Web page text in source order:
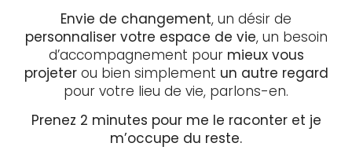
Envie de changement, un désir de
personnaliser votre espace de vie, un besoin
d’accompagnement pour mieux vous
projeterou bien simplement un autre regard
pour votre lieu de vie, parlons-en.
Prenez 2 minutes pour me le raconter et je
m’occupe du reste.